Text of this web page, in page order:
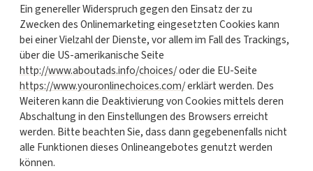
Ein genereller Widerspruch gegen den Einsatz der zu
Zwecken des Onlinemarketing eingesetzten Cookies kann
bei einer Vielzahl der Dienste, vor allem im Fall des Trackings,
über die US-amerikanische Seite
http://www.aboutads.info/choices/oder die EU-Seite
https://www.youronlinechoices.com/erklärt werden. Des
Weiteren kann die Deaktivierung von Cookies mittels deren
Abschaltung in den Einstellungen des Browsers erreicht
werden. Bitte beachten Sie, dass dann gegebenenfalls nicht
alle Funktionen dieses Onlineangebotes genutzt werden
können.